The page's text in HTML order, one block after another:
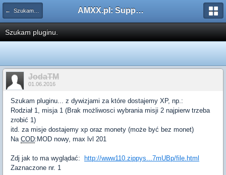
← Szukam pluginu AMXX.pl: Support AMX Mod X i SourceMod
Szukam pluginu.
JodaTM
01.06.2016
Szukam pluginu... z dywizjami za które dostajemy XP, np.:
Rodział 1, misja 1 (Brak możliwosci wybrania misji 2 najpierw trzeba
zrobić 1)
itd. za misje dostajemy xp oraz monety (może być bez monet)
Na COD:MOD nowy, max lvl 201
Zdj jak to ma wyglądać:
http://www110.zippys...7mUBp/file.html
Zaznaczone nr. 1